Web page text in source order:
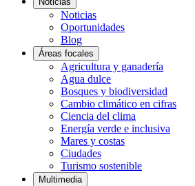
Noticias
Oportunidades
Blog
Áreas focales
Agricultura y ganadería
Agua dulce
Bosques y biodiversidad
Cambio climático en cifras
Ciencia del clima
Energía verde e inclusiva
Mares y costas
Ciudades
Turismo sostenible
Multimedia